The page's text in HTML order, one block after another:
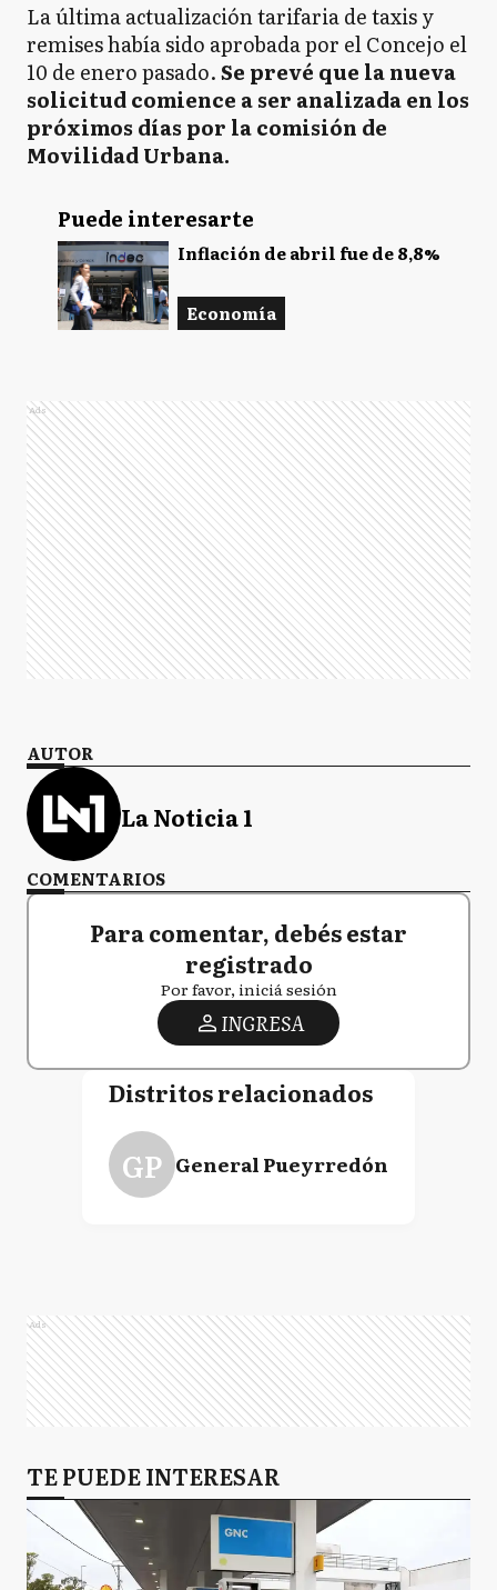
La última actualización tarifaria de taxis y
remises había sido aprobada por el Concejo el
10 de enero pasado.Se prevé que la nueva
solicitud comience a ser analizada en los
próximos días por la comisión de
Movilidad Urbana.
Puede interesarte
Inflación de abril fue de 8,8%
Economía
Ads
AUTOR
La Noticia 1
COMENTARIOS
Para comentar, debés estar
registrado
Por favor, iniciá sesión
INGRESA
Distritos relacionados
GP General Pueyrredón
Ads
TE PUEDE INTERESAR